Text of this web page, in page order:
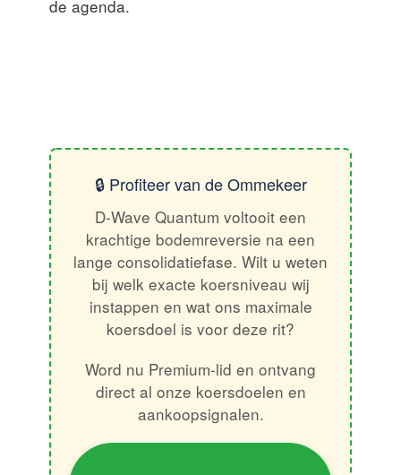
de agenda.
🔒 Profiteer van de Ommekeer
D-Wave Quantum voltooit een
krachtige bodemreversie na een
lange consolidatiefase. Wilt u weten
bij welk exacte koersniveau wij
instappen en wat ons maximale
koersdoel is voor deze rit?
Word nu Premium-lid en ontvang
direct al onze koersdoelen en
aankoopsignalen.